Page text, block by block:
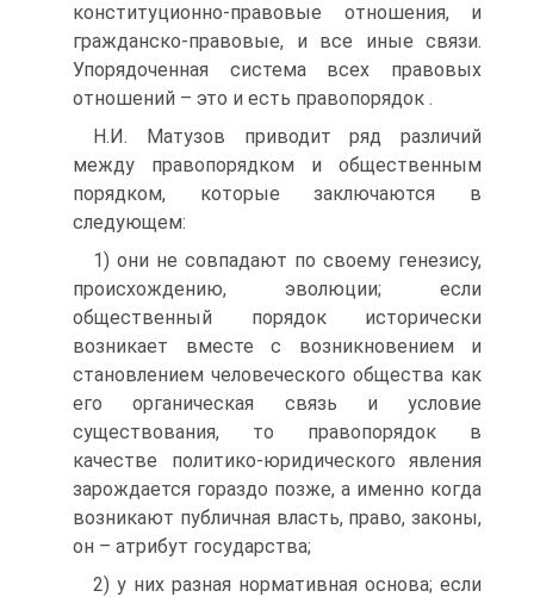
конституционно-правовые отношения, и
гражданско-правовые, и все иные связи.
Упорядоченная система всех правовых
отношений – это и есть правопорядок .
Н.И. Матузов приводит ряд различий
между правопорядком и общественным
порядком, которые заключаются в
следующем:
1) они не совпадают по своему генезису,
происхождению, эволюции; если
общественный порядок исторически
возникает вместе с возникновением и
становлением человеческого общества как
его органическая связь и условие
существования, то правопорядок в
качестве политико-юридического явления
зарождается гораздо позже, а именно когда
возникают публичная власть, право, законы,
он – атрибут государства;
2) у них разная нормативная основа; если